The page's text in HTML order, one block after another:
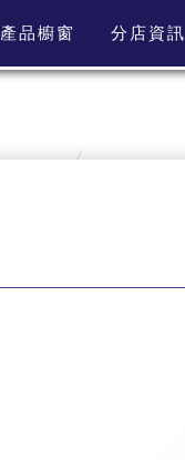
產品櫥窗 分店資訊